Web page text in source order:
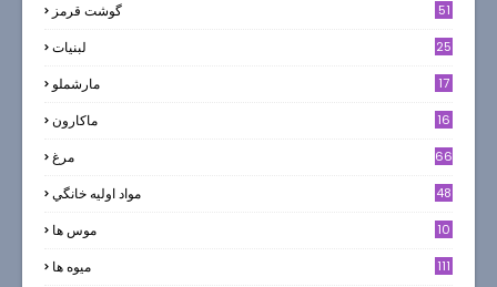
گوشت قرمز 51
لبنيات 25
مارشملو 17
ماکارون 16
مرغ 66
مواد اوليه خانگي 48
موس ها 10
میوه ها 111